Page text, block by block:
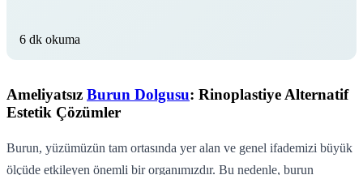
6 dk okuma
Ameliyatsız Burun Dolgusu: Rinoplastiye Alternatif
Estetik Çözümler
Burun, yüzümüzün tam ortasında yer alan ve genel ifademizi büyük
ölçüde etkileyen önemli bir organımızdır. Bu nedenle, burun